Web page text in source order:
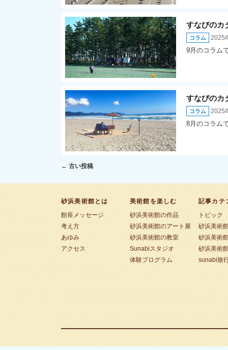
すなびの
コラム 2025/
9月のコラム
すなびの
コラム 2025/
8月のコラム
投稿ナビゲーション
← 古い投稿
砂浜美術館とは
館長メッセージ
考え方
あゆみ
アクセス
美術館を楽しむ
砂浜美術館の作品
砂浜美術館のアート展
砂浜美術館の教室
Sunabiスタジオ
体験プログラム
記事カテ
トピック
砂浜美術
砂浜美術
砂浜美術
sunabi旅